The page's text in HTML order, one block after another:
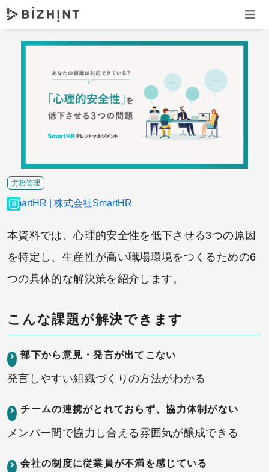
ナビ
本資料では、心理的安全性を低下させる3つの原因
を特定し、生産性が高い職場環境をつくるための6
つの具体的な解決策を紹介します。
こんな課題が解決できます
部下から意見・発言が出てこない
発言しやすい組織づくりの方法がわかる
チームの連携がとれておらず、協力体制がない
メンバー間で協力し合える雰囲気が醸成できる
会社の制度に従業員が不満を感じている
労務管理
SmartHR 株式会社SmartHR